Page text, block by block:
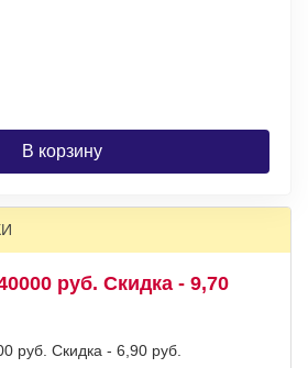
В корзину
руб. Скидка - 9,70
руб. Скидка - 6,90 руб.